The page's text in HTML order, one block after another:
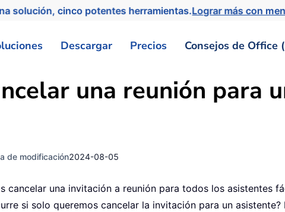
solución, cinco potentes herramientas.Lograr más con
Descargar Precios Consejos de Office
una reunión para
de modificación2024-08-05
cancelar una invitación a reunión para todos los asistentes
si solo queremos cancelar la invitación para un